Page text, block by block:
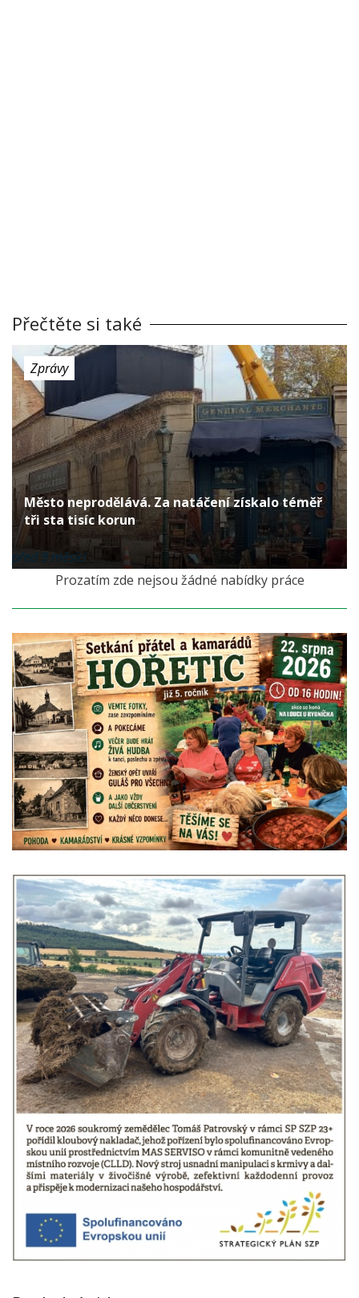
Přečtěte si také
Zprávy
Město neprodělává. Za natáčení získalo téměř
tři sta tisíc korun
před 9 měsíci
Prozatím zde nejsou žádné nabídky práce